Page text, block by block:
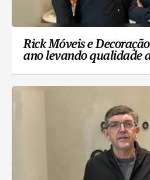
Rick Móveis e
ano levando qualidade